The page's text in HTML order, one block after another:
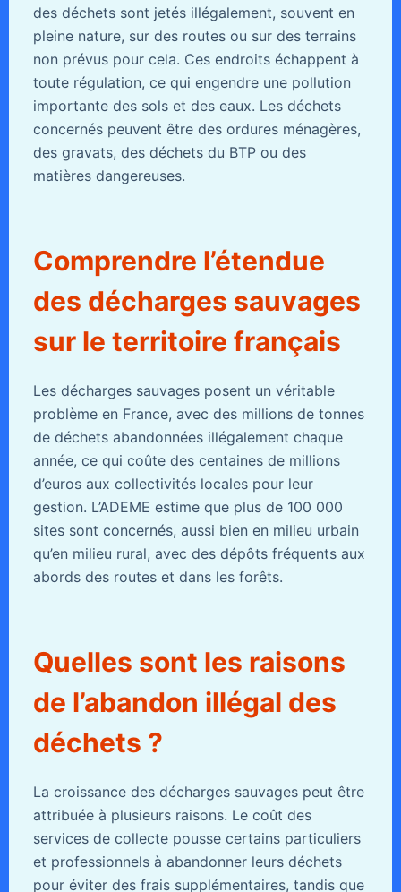
des déchets sont jetés illégalement, souvent en
pleine nature, sur des routes ou sur des terrains
non prévus pour cela. Ces endroits échappent à
toute régulation, ce qui engendre une pollution
importante des sols et des eaux. Les déchets
concernés peuvent être des ordures ménagères,
des gravats, des déchets du BTP ou des
matières dangereuses.
Comprendre l’étendue
des décharges sauvages
sur le territoire français
Les décharges sauvages posent un véritable
problème en France, avec des millions de tonnes
de déchets abandonnées illégalement chaque
année, ce qui coûte des centaines de millions
d’euros aux collectivités locales pour leur
gestion. L’ADEME estime que plus de 100 000
sites sont concernés, aussi bien en milieu urbain
qu’en milieu rural, avec des dépôts fréquents aux
abords des routes et dans les forêts.
Quelles sont les raisons
de l’abandon illégal des
déchets ?
La croissance des décharges sauvages peut être
attribuée à plusieurs raisons. Le coût des
services de collecte pousse certains particuliers
et professionnels à abandonner leurs déchets
pour éviter des frais supplémentaires, tandis que